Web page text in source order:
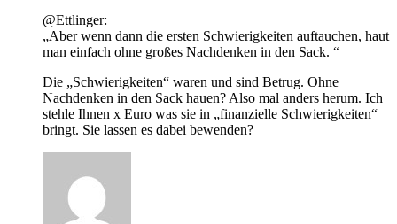
@Ettlinger:
„Aber wenn dann die ersten Schwierigkeiten auftauchen, haut
man einfach ohne großes Nachdenken in den Sack. “
Die „Schwierigkeiten“ waren und sind Betrug. Ohne
Nachdenken in den Sack hauen? Also mal anders herum. Ich
stehle Ihnen x Euro was sie in „finanzielle Schwierigkeiten“
bringt. Sie lassen es dabei bewenden?